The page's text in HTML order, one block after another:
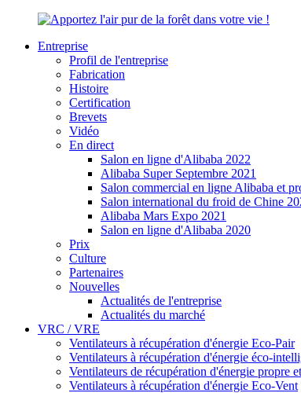
Entreprise
Profil de l'entreprise
Fabrication
Histoire
Certification
Brevets
Vidéo
En direct
Salon en ligne d'Alibaba 2022
Alibaba Super Septembre 2021
Salon commercial en ligne Alibaba et
Salon international du froid de Chine
Alibaba Mars Expo 2021
Salon en ligne d'Alibaba 2020
Prix
Culture
Partenaires
Nouvelles
Actualités de l'entreprise
Actualités du marché
VRC / VRE
Ventilateurs à récupération d'énergie Eco-Pair
Ventilateurs à récupération d'énergie éco-
Ventilateurs de récupération d'énergie propre
Ventilateurs à récupération d'énergie Eco-Vent